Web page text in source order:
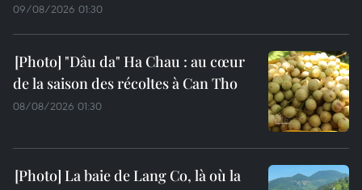
09/08/2026 01:30
"Dâu da" Ha Chau : au cœur
de la saison des récoltes à Can Tho
08/08/2026 01:30
La baie de Lang Co, là où la